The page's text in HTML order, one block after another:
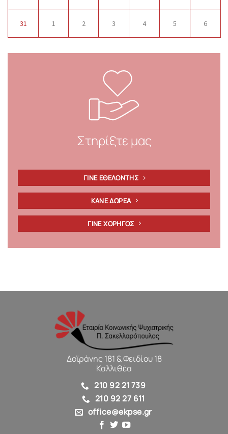
31 1 2 3 4 5 6
Στηρίξτε μας
ΓΙΝΕ ΕΘΕΛΟΝΤΗΣ
ΚΑΝΕ ΔΩΡΕΑ
ΓΙΝΕ ΧΟΡΗΓΟΣ
Δοϊράνης 181 & Φειδίου 18
Καλλιθέα
210 92 21 739
210 92 27 611
office@ekpse.gr